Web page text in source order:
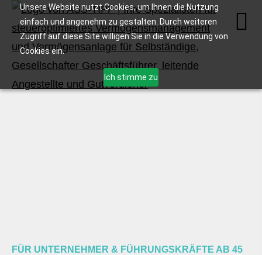
Unsere Website nutzt Cookies, um Ihnen die Nutzung
einfach und angenehm zu gestalten. Durch weiteren
Zugriff auf diese Site willigen Sie in die Verwendung von
Cookies ein.
Ich stimme zu
FÜR UNTERNEHMER & FÜHRUNGSKRÄFTE AB 45